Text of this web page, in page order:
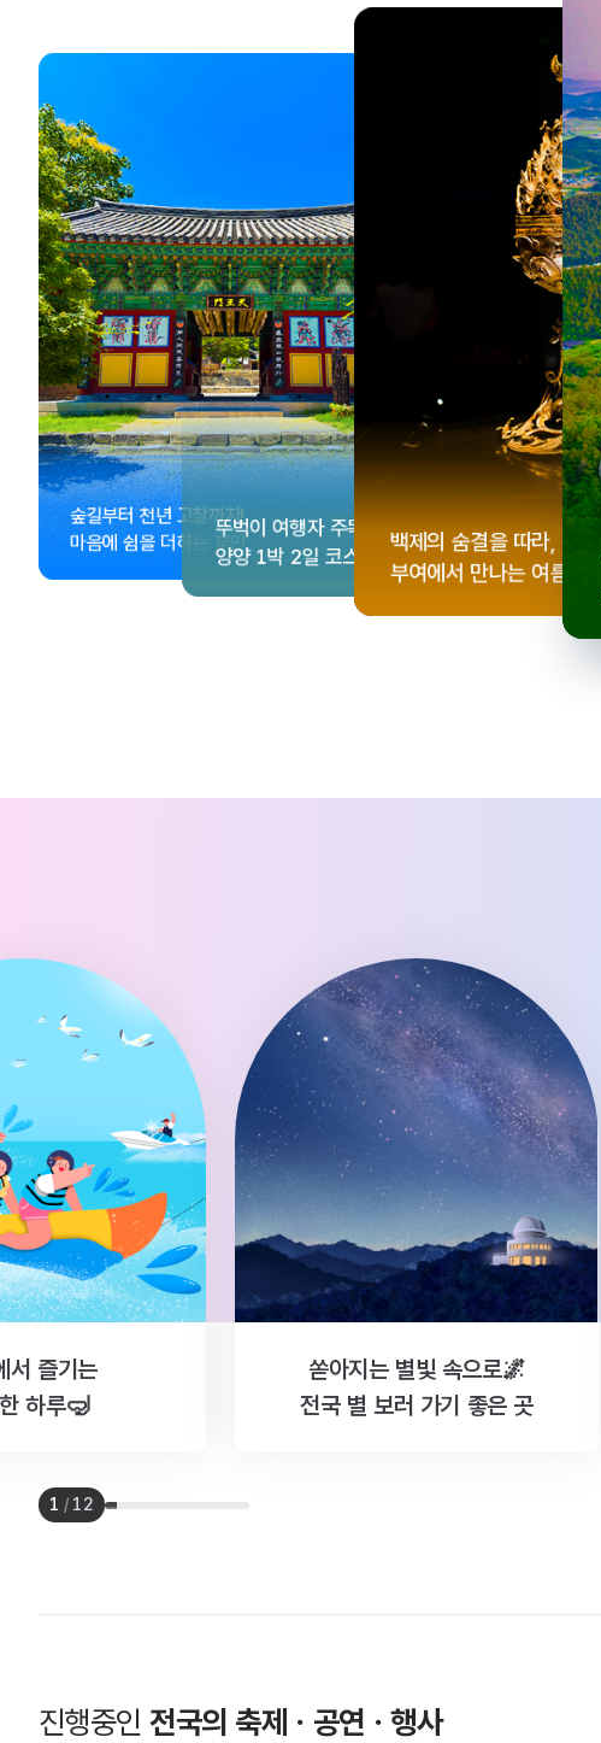
<동궁> 여운 따라🎬
떠나는 해남 여행
수집!
기념품숍 3곳⭐
더 재미있어지는숲길부터 천년 고찰까지!
마음에 쉼을 더하는 부안
뚜벅이 여행자 주목🚶
양양 1박 2일 코스
백제의 숨결을 따라,
부여에서 만나는 여름
서 즐기는
하루🤿
쏟아지는 별빛 속으로🌌
전국 별 보러 가기 좋은 곳
1 / 12
진행중인전국의 축제ㆍ공연ㆍ행사